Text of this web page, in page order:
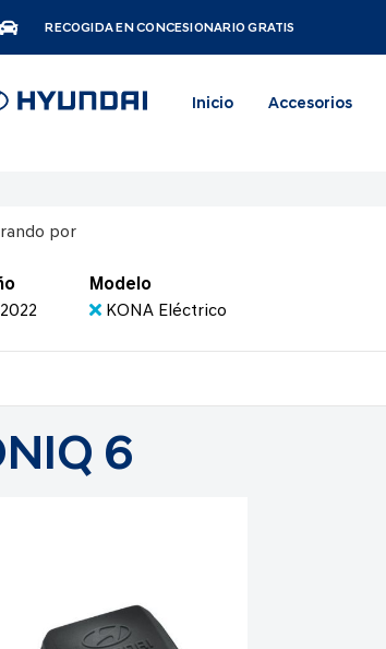
RECOGIDA EN CONCESIONARIO GRATIS
Inicio Accesorios
por
2022
Modelo
KONA Eléctrico
6